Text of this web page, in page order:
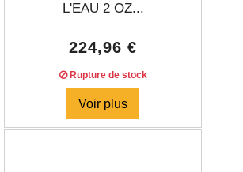
L'EAU 2 OZ...
224,96 €
Rupture de stock
Voir plus